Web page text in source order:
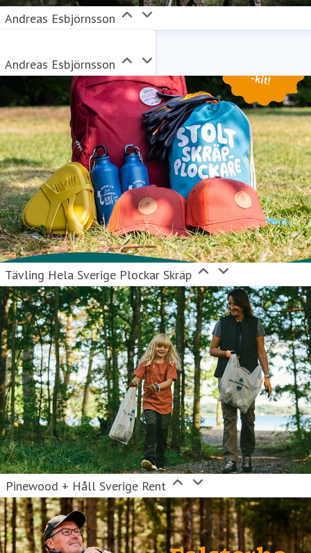
Andreas Esbjörnsson
Andreas Esbjörnsson
Tävling Hela Sverige Plockar Skräp
Pinewood + Håll Sverige Rent